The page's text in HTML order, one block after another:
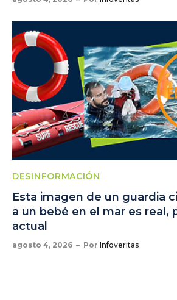
DESINFORMACIÓN
Esta imagen de un guardia
a un bebé en el mar es real,
actual
agosto 4, 2026 Por Infoveritas